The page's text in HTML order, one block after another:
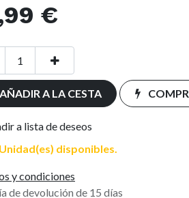
€
AÑADIR A LA CESTA
a lista de deseos
disponibles.
y condiciones
de devolución de 15 días